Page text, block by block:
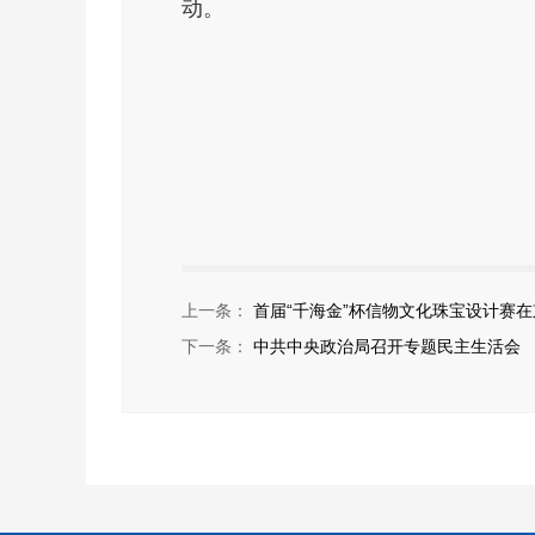
动。
上一条： 首届“千海金”杯信物文化珠宝设计赛
下一条： 中共中央政治局召开专题民主生活会